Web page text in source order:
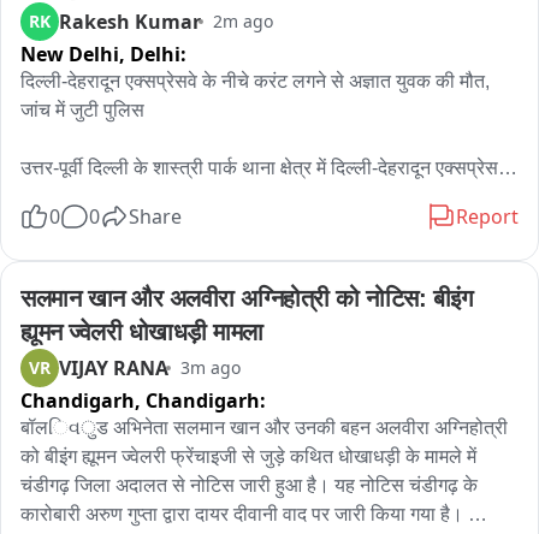
RK Rakesh Kumar 2m ago
New Delhi, Delhi:
दिल्ली-देहरादून एक्सप्रेसवे के नीचे करंट लगने से अज्ञात युवक की मौत,
जांच में जुटी पुलिस
उत्तर-पूर्वी दिल्ली के शास्त्री पार्क थाना क्षेत्र में दिल्ली-देहरादून एक्सप्रेसवे
घटना की सूचना मिलते ही शस्त्री पार्क थाना पुलिस मौके पर पहुंची और
मामले की गंभीरता को देखते हुए क्राइम टीम और फोरेंसिक साइंस
लैबोरेशनरी (एफएसएल) की टीम को भी मौके पर बुलाया गया। टीमों ने
घटनास्थल का बारीकी से निरीक्षण कर साक्ष्य जुटाए।
फिलहाल मृतक की पहचान नहीं हो सकी है। पुलिस ने शव को कब्जे में लेकर
पोस्टमार्टम के लिए भेज दिया है और युवक की पहचान करने के साथ-साथ
यह पता लगाने का प्रयास किया जा रहा है कि करंट लगने की घटना किन
परिस्थितियों में हुई। पुलिस सभी पहलुओं से मामले की जांच कर रही है।
0 0 Share Report
सलमान खान और अलवीरा अग्निहोत्री को नोटिस: बीइंग
ह्यूमन ज्वेलरी धोखाधड़ी मामला
VR VIJAY RANA 3m ago
Chandigarh, Chandigarh:
बॉलિવुड अभिनेता सलमान खान और उनकी बहन अलवीरा अग्निहोत्री
को बीइंग ह्यूमन ज्वेलरी फ्रेंचाइजी से जुड़े कथित धोखाधड़ी के मामले में
चंडीगढ़ जिला अदालत से नोटिस जारी हुआ है। यह नोटिस चंडीगढ़ के
कारोबारी अरुण गुप्ता द्वारा दायर दीवानी वाद पर जारी किया गया है।